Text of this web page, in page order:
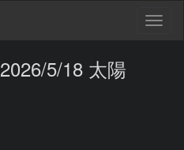
2026/5/18 太陽